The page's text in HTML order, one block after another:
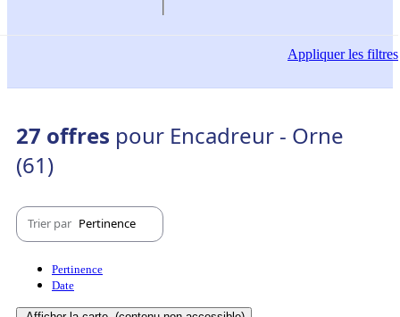
Appliquerles filtres
27 offres pour Encadreur - Orne
(61)
Trier par Pertinence
Pertinence
Date